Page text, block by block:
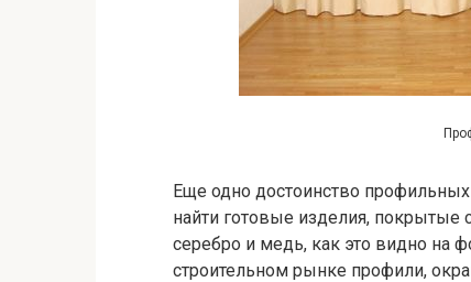
Еще одно достоинство
найти готовые изделия,
серебро и медь, как это видно на
строительном рынке профили,